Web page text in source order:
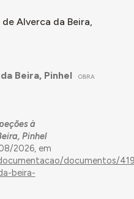
Alverca da Beira,
Beira, Pinhel OBRA
à
Pinhel
2026, em
documentos/
beira-